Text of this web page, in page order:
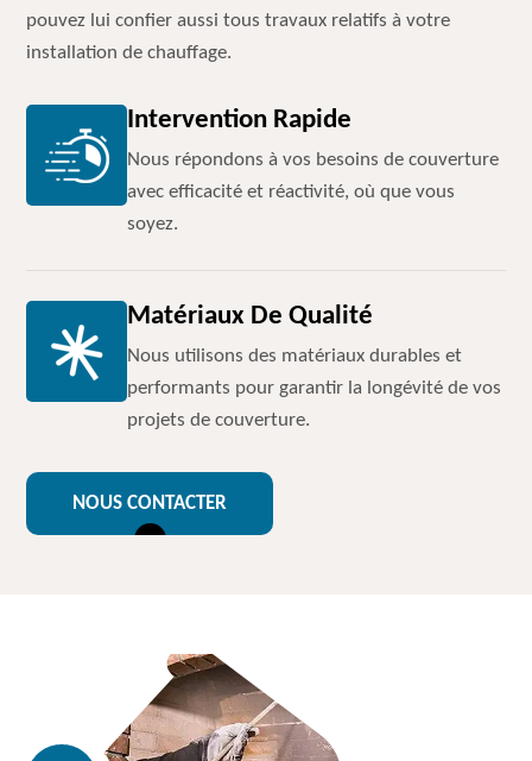
pouvez lui confier aussi tous travaux relatifs à votre
installation de chauffage.
Intervention Rapide
Nous répondons à vos besoins de couverture
avec efficacité et réactivité, où que vous
soyez.
Matériaux De Qualité
Nous utilisons des matériaux durables et
performants pour garantir la longévité de vos
projets de couverture.
NOUS CONTACTER